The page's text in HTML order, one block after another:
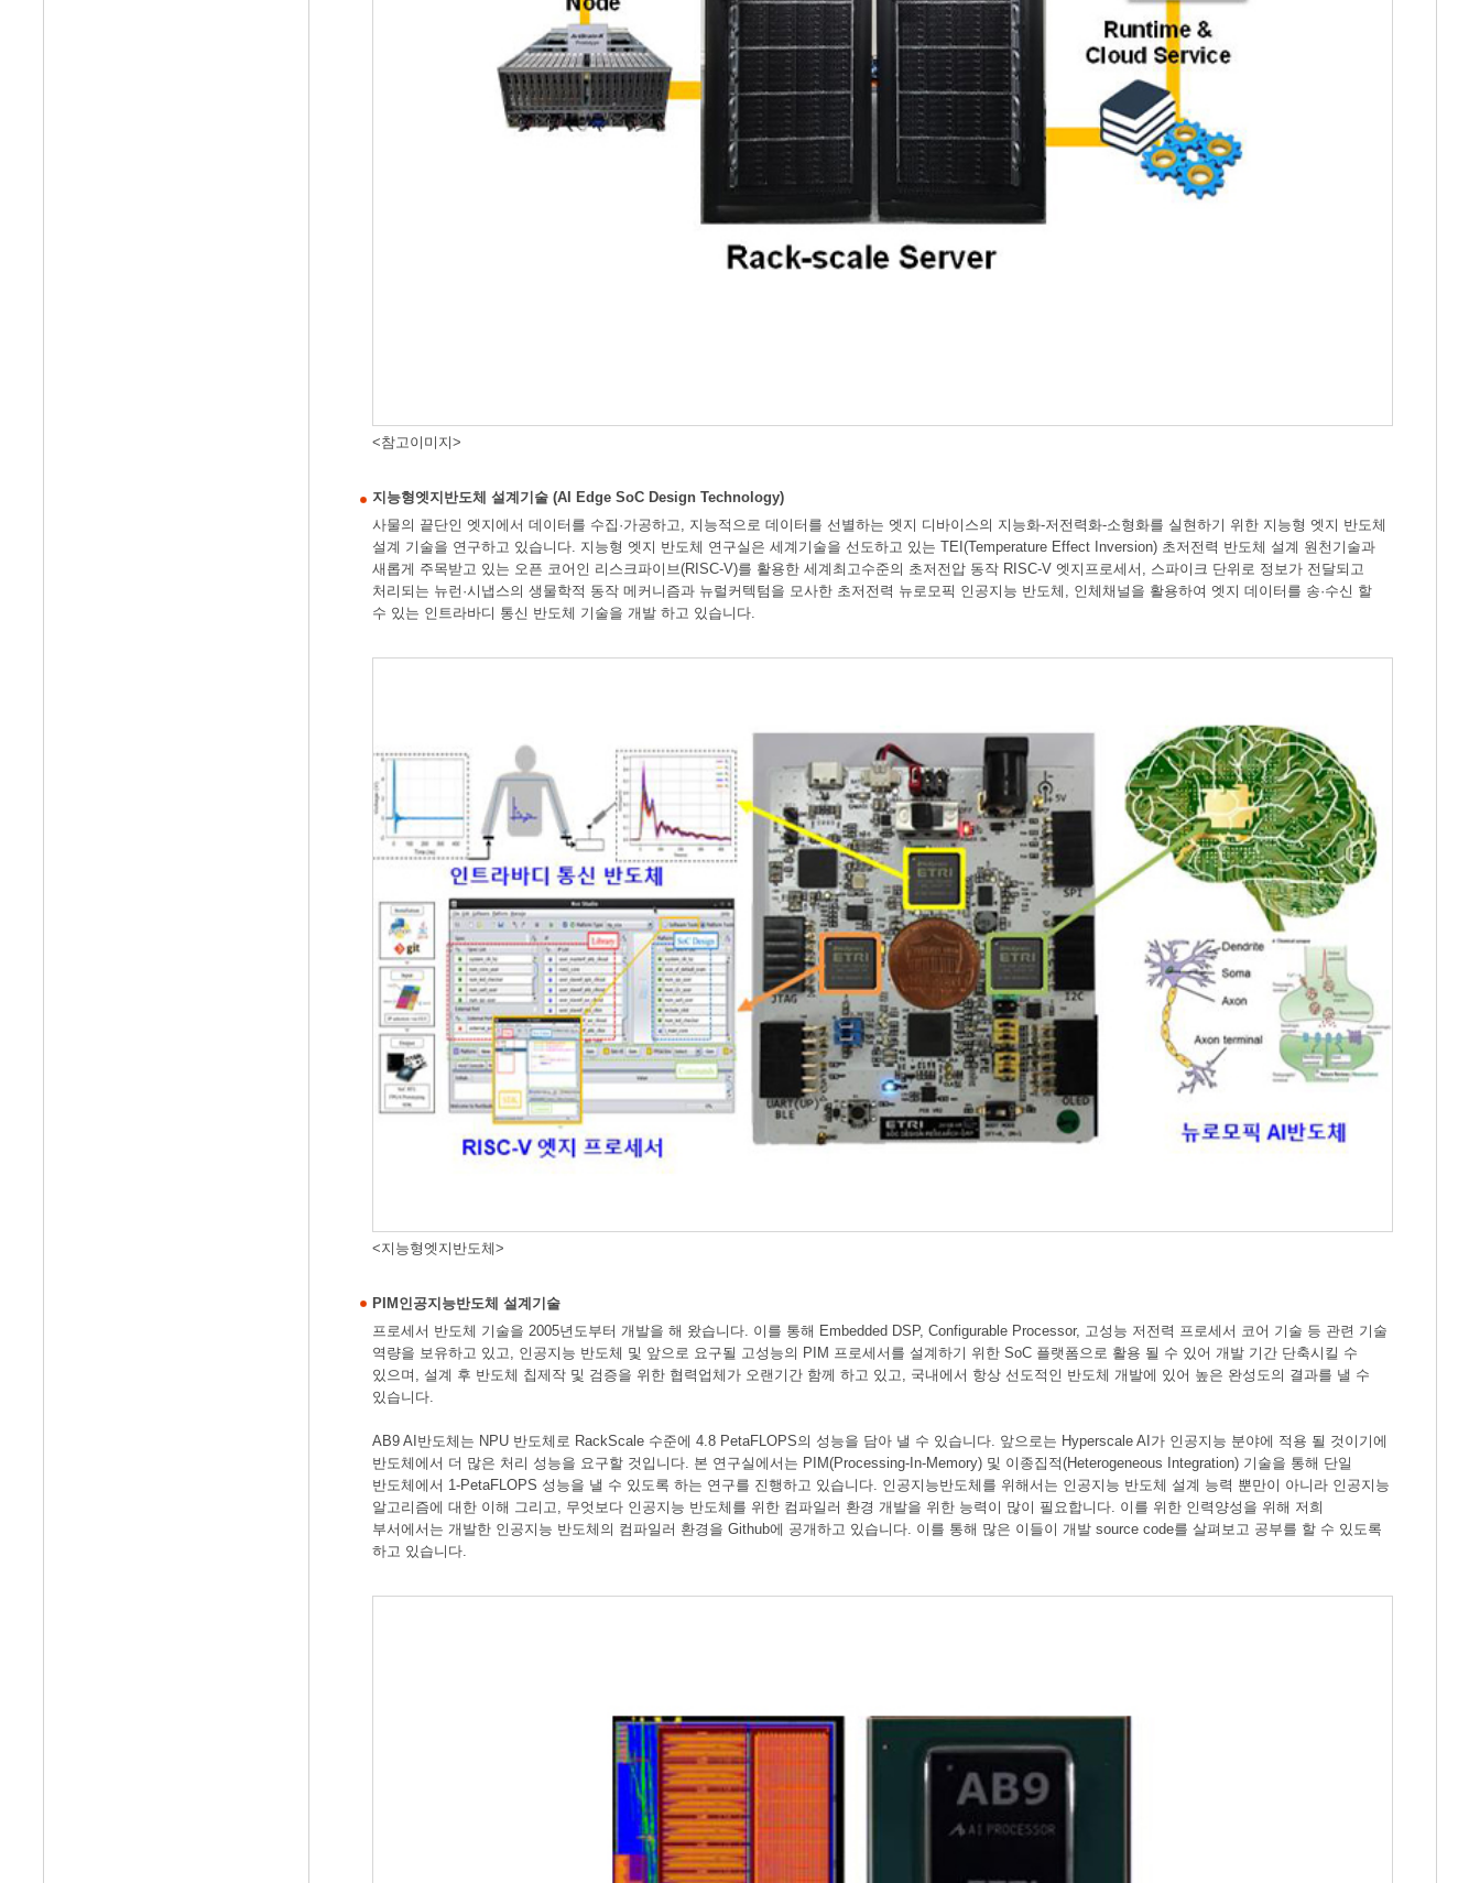
<참고이미지>
지능형엣지반도체 설계기술 (AI Edge SoC Design Technology)
사물의 끝단인 엣지에서 데이터를 수집·가공하고, 지능적으로 데이터를 선별하는 엣지 디바이스의 지능화-저전력화-소형화를 실현하기 위한 지능형 엣지 반도체
설계 기술을 연구하고 있습니다. 지능형 엣지 반도체 연구실은 세계기술을 선도하고 있는 TEI(Temperature Effect Inversion) 초저전력 반도체 설계 원천기술과
새롭게 주목받고 있는 오픈 코어인 리스크파이브(RISC-V)를 활용한 세계최고수준의 초저전압 동작 RISC-V 엣지프로세서, 스파이크 단위로 정보가 전달되고
처리되는 뉴런·시냅스의 생물학적 동작 메커니즘과 뉴럴커텍텀을 모사한 초저전력 뉴로모픽 인공지능 반도체, 인체채널을 활용하여 엣지 데이터를 송·수신 할
수 있는 인트라바디 통신 반도체 기술을 개발 하고 있습니다.
<지능형엣지반도체>
PIM인공지능반도체 설계기술
프로세서 반도체 기술을 2005년도부터 개발을 해 왔습니다. 이를 통해 Embedded DSP, Configurable Processor, 고성능 저전력 프로세서 코어 기술 등 관련 기술
역량을 보유하고 있고, 인공지능 반도체 및 앞으로 요구될 고성능의 PIM 프로세서를 설계하기 위한 SoC 플랫폼으로 활용 될 수 있어 개발 기간 단축시킬 수
있으며, 설계 후 반도체 칩제작 및 검증을 위한 협력업체가 오랜기간 함께 하고 있고, 국내에서 항상 선도적인 반도체 개발에 있어 높은 완성도의 결과를 낼 수
있습니다.
AB9 AI반도체는 NPU 반도체로 RackScale 수준에 4.8 PetaFLOPS의 성능을 담아 낼 수 있습니다. 앞으로는 Hyperscale AI가 인공지능 분야에 적용 될 것이기에
반도체에서 더 많은 처리 성능을 요구할 것입니다. 본 연구실에서는 PIM(Processing-In-Memory) 및 이종집적(Heterogeneous Integration) 기술을 통해 단일
반도체에서 1-PetaFLOPS 성능을 낼 수 있도록 하는 연구를 진행하고 있습니다. 인공지능반도체를 위해서는 인공지능 반도체 설계 능력 뿐만이 아니라 인공지능
알고리즘에 대한 이해 그리고, 무엇보다 인공지능 반도체를 위한 컴파일러 환경 개발을 위한 능력이 많이 필요합니다. 이를 위한 인력양성을 위해 저희
부서에서는 개발한 인공지능 반도체의 컴파일러 환경을 Github에 공개하고 있습니다. 이를 통해 많은 이들이 개발 source code를 살펴보고 공부를 할 수 있도록
하고 있습니다.